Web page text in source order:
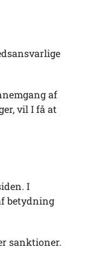
af
vil I få at
I
betydning
sanktioner.